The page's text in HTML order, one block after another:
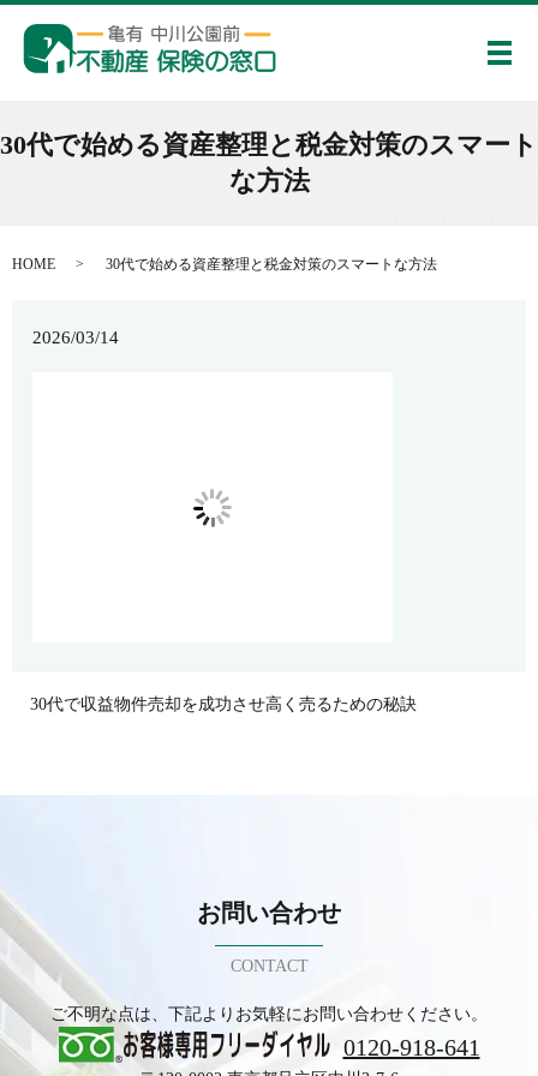
メ
30代で始める資産整理と税金対策のスマート
な方法
HOME 30代で始める資産整理と税金対策のスマートな方法
2026/03/14
30代で収益物件売却を成功させ高く売るための秘訣
お問い合わせ
CONTACT
ご不明な点は、下記よりお気軽にお問い合わせください。
0120-918-641